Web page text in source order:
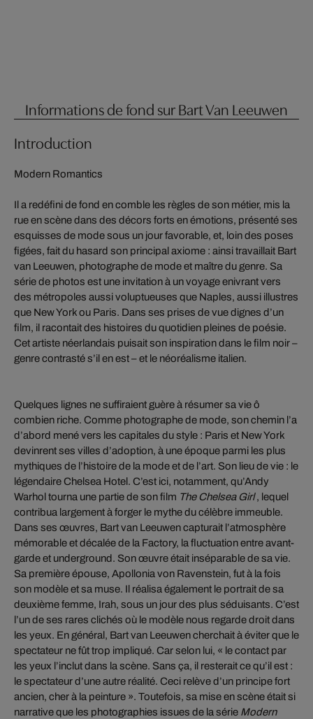
Informations de fond sur Bart Van Leeuwen
Introduction
Modern Romantics
Il a redéfini de fond en comble les règles de son métier, mis la
rue en scène dans des décors forts en émotions, présenté ses
esquisses de mode sous un jour favorable, et, loin des poses
figées, fait du hasard son principal axiome : ainsi travaillait Bart
van Leeuwen, photographe de mode et maître du genre. Sa
série de photos est une invitation à un voyage enivrant vers
des métropoles aussi voluptueuses que Naples, aussi illustres
que New York ou Paris. Dans ses prises de vue dignes d’un
film, il racontait des histoires du quotidien pleines de poésie.
Cet artiste néerlandais puisait son inspiration dans le film noir –
genre contrasté s’il en est – et le néoréalisme italien.
Quelques lignes ne suffiraient guère à résumer sa vie ô
combien riche. Comme photographe de mode, son chemin l’a
d’abord mené vers les capitales du style : Paris et New York
devinrent ses villes d’adoption, à une époque parmi les plus
mythiques de l’histoire de la mode et de l’art. Son lieu de vie : le
légendaire Chelsea Hotel. C’est ici, notamment, qu’Andy
Warhol tourna une partie de son film The Chelsea Girl, lequel
contribua largement à forger le mythe du célèbre immeuble.
Dans ses œuvres, Bart van Leeuwen capturait l’atmosphère
mémorable et décalée de la Factory, la fluctuation entre avant-
garde et underground. Son œuvre était inséparable de sa vie.
Sa première épouse, Apollonia von Ravenstein, fut à la fois
son modèle et sa muse. Il réalisa également le portrait de sa
deuxième femme, Irah, sous un jour des plus séduisants. C’est
l’un de ses rares clichés où le modèle nous regarde droit dans
les yeux. En général, Bart van Leeuwen cherchait à éviter que le
spectateur ne fût trop impliqué. Car selon lui, « le contact par
les yeux l’inclut dans la scène. Sans ça, il resterait ce qu’il est :
le spectateur d’une autre réalité. Ceci relève d’un principe fort
ancien, cher à la peinture ». Toutefois, sa mise en scène était si
narrative que les photographies issues de la série Modern